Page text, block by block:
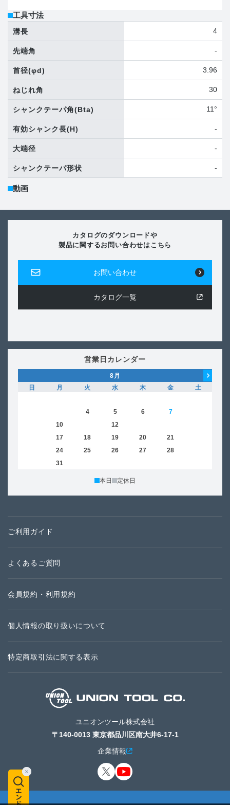
工具寸法
溝長 4
先端角 -
首径(φd) 3.96
ねじれ角 30
シャンクテーパ角(Bta) 11°
有効シャンク長(H) -
大端径 -
シャンクテーパ形状 -
動画
カタログのダウンロードや
製品に関するお問い合わせはこちら
お問い合わせ
カタログ一覧
営業日カレンダー
8月
日
月 火 水 木 金
土
4 5 6 7
10 12
17 18 19 20 21
24 25 26 27 28
31
本日 定休日
ご利用ガイド
よくあるご質問
会員規約・利用規約
個人情報の取り扱いについて
特定商取引法に関する表示
ユニオンツール株式会社
〒140-0013 東京都品川区南大井6-17-1
企業情報